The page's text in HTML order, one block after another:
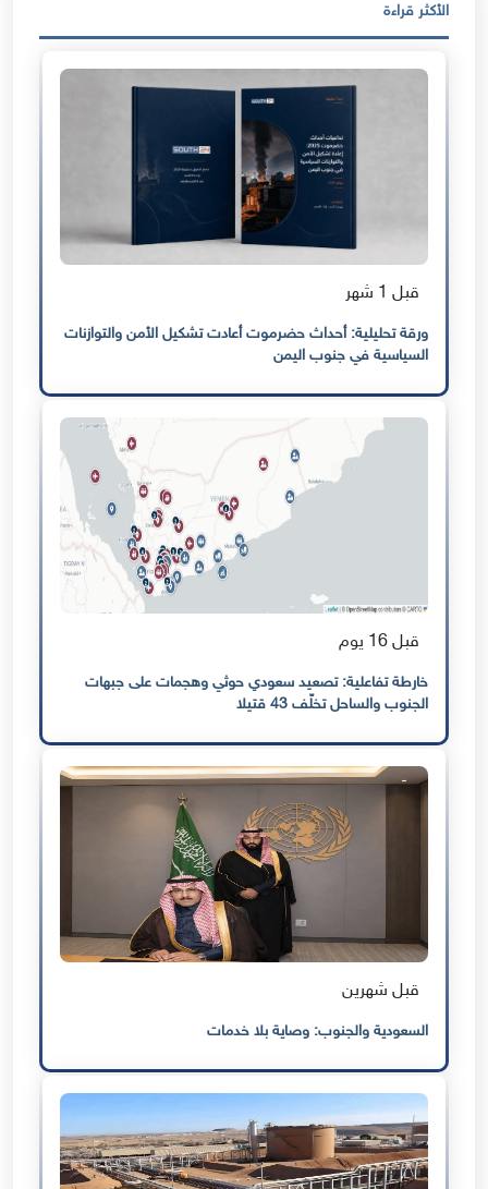
الأكثر قراءة
قبل 1 شهر
ورقة تحليلية: أحداث حضرموت أعادت تشكيل الأمن والتوازنات
السياسية في جنوب اليمن
قبل 16 يوم
خارطة تفاعلية: تصعيد سعودي حوثي وهجمات على جبهات
الجنوب والساحل تخلّف 43 قتيلا
قبل شهرين
السعودية والجنوب: وصاية بلا خدمات